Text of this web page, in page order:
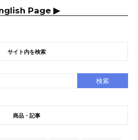
Page ▶
サイト内を検索
商品・記事